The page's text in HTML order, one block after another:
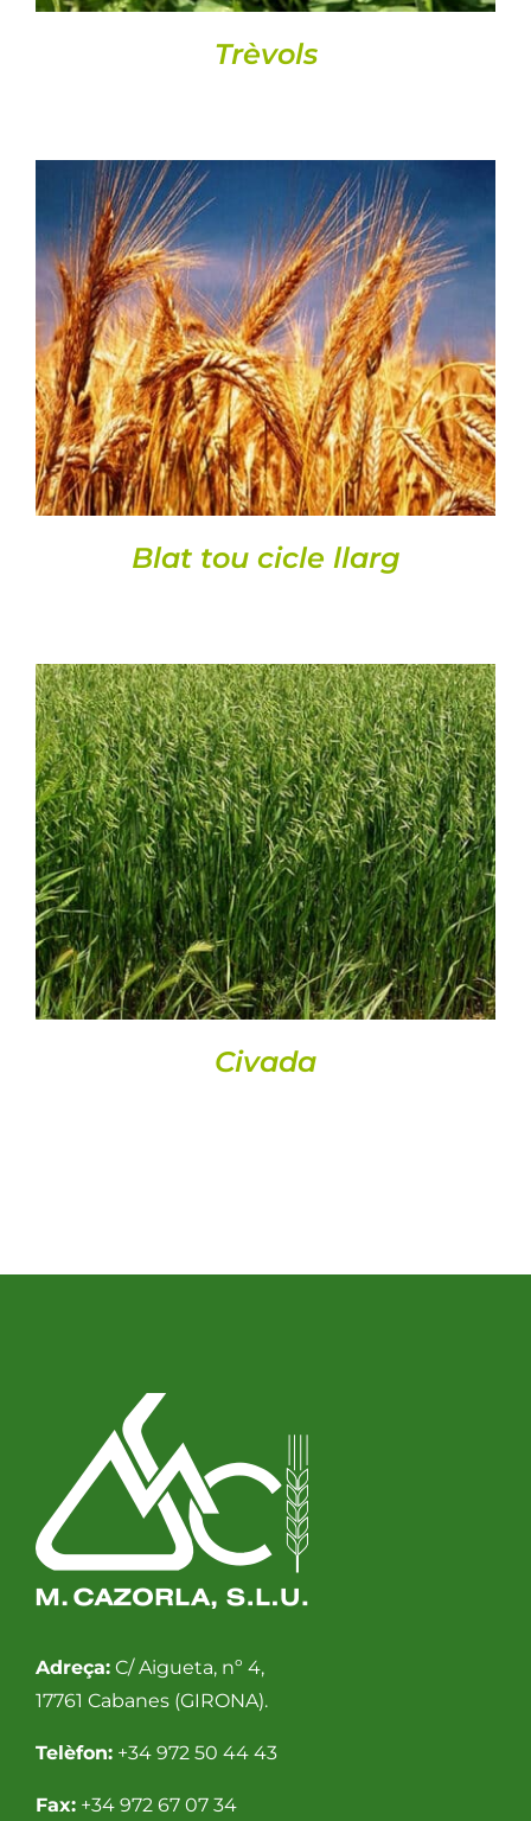
Trèvols
DETALLS
Blat tou cicle llarg
DETALLS
Civada
Adreça:C/ Aigueta, nº 4,
17761 Cabanes (GIRONA).
Telèfon:+34 972 50 44 43
Fax:+34 972 67 07 34